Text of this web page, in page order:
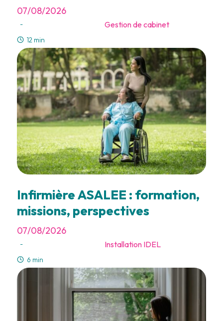
07/08/2026
- Gestion de cabinet
12 min
Infirmière ASALEE : formation,
missions, perspectives
07/08/2026
- Installation IDEL
6 min